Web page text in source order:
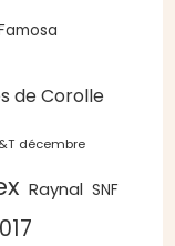
de Corolle
décembre
Raynal SNF